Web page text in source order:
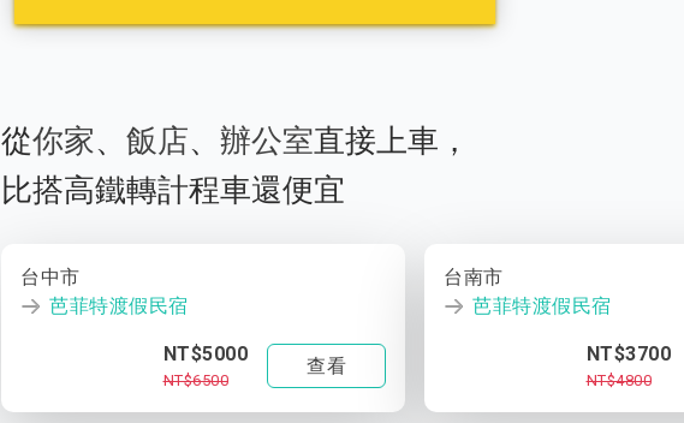
從你家、 飯店、 辦公室直接上車，
比搭高鐵轉計程車還便宜
台中市
芭菲特渡假民宿
NT$5000
NT$6500
查看
台南市
芭菲特渡假民宿
NT$3700
NT$4800